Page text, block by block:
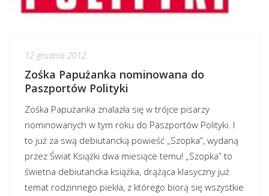
12 grudnia 2012
Zośka Papużanka nominowana do
Paszportów Polityki
Zośka Papużanka znalazła się w trójce pisarzy
nominowanych w tym roku do Paszportów Polityki. I
to już za swą debiutancką powieść „Szopka”, wydaną
przez Świat Książki dwa miesiące temu! „Szopka” to
świetna debiutancka książka, drążąca klasyczny już
temat rodzinnego piekła, z którego biorą się wszystkie